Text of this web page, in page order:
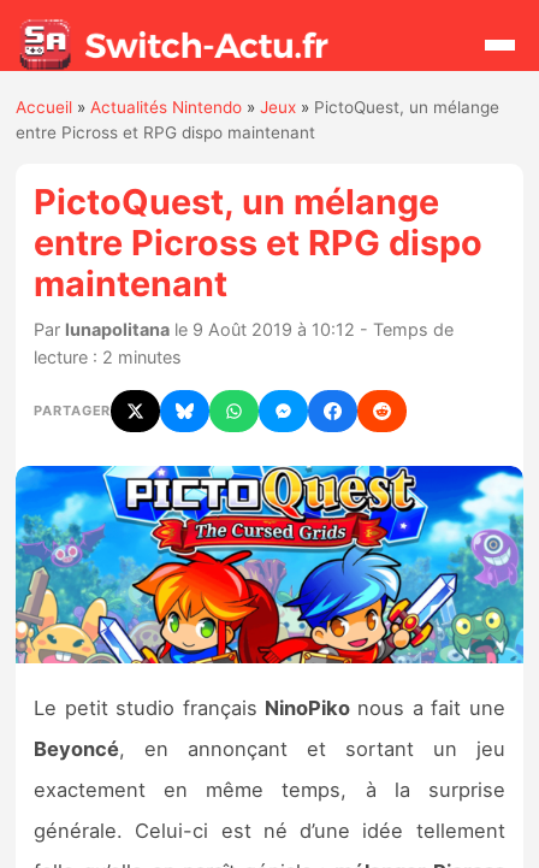
Actualités
Jeux
Hardware
Mises à jour
Chiffres de ventes
Rumeurs
Nintendo Direct
Tests et previews
Tests de jeux
Tests d’accessoires
Autres tests
Accueil »Actualités Nintendo »Jeux » PictoQuest, un mélange
entre Picross et RPG dispo maintenant
PictoQuest, un mélange
entre Picross et RPG dispo
maintenant
Par lunapolitana le 9 Août 2019 à 10:12 - Temps de
lecture : 2 minutes
PARTAGER
Le petit studio français NinoPikonous a fait une
Beyoncé, en annonçant et sortant un jeu
exactement en même temps, à la surprise
générale. Celui-ci est né d’une idée tellement